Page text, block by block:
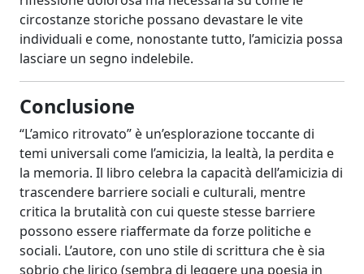
circostanze storiche possano devastare le vite
individuali e come, nonostante tutto, l’amicizia possa
lasciare un segno indelebile.
Conclusione
“L’amico ritrovato” è un’esplorazione toccante di
temi universali come l’amicizia, la lealtà, la perdita e
la memoria. Il libro celebra la capacità dell’amicizia di
trascendere barriere sociali e culturali, mentre
critica la brutalità con cui queste stesse barriere
possono essere riaffermate da forze politiche e
sociali. L’autore, con uno stile di scrittura che è sia
sobrio che lirico (sembra di leggere una poesia in